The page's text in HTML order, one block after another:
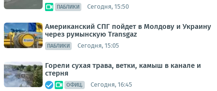
ПАБЛИКИ Сегодня, 15:50
Американский СПГ пойдет в Молдову и Украину
через румынскую Transgaz
ПАБЛИКИ Сегодня, 15:05
Горели сухая трава, ветки, камыш в канале и
стерня
ОФИЦ. Сегодня, 16:45